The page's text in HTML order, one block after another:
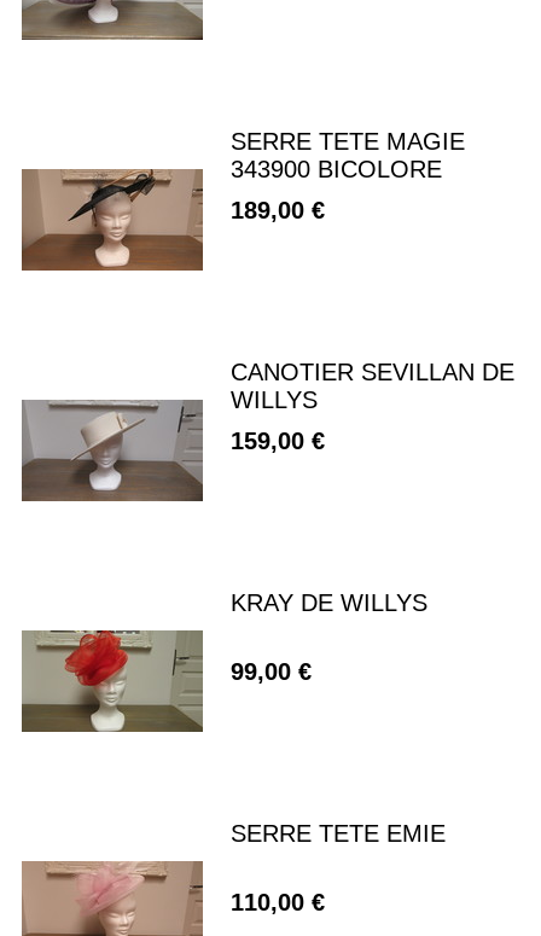
SERRE TETE MAGIE
343900 BICOLORE
189,00 €
CANOTIER SEVILLAN DE
WILLYS
159,00 €
KRAY DE WILLYS
99,00 €
SERRE TETE EMIE
110,00 €